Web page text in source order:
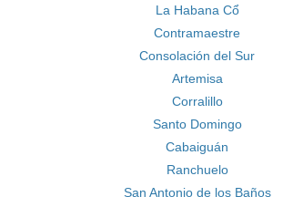
La Habana Cổ
Contramaestre
Consolación del Sur
Artemisa
Corralillo
Santo Domingo
Cabaiguán
Ranchuelo
San Antonio de los Baños